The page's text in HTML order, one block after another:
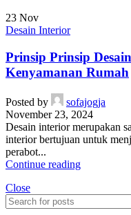
23 Nov
Desain Interior
Prinsip Prinsip
Kenyamanan Rumah
Posted by
sofajogja
November 23, 2024
Desain interior merupakan
interior bertujuan untuk
perabot...
Continue reading
Close